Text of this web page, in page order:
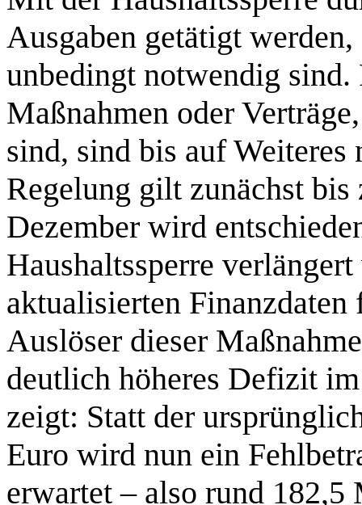
Ausgaben getätigt
unbedingt notwendig
Maßnahmen oder
sind, sind bis auf
Regelung gilt zunächst
Dezember wird
Haushaltssperre
aktualisierten
Auslöser dieser
deutlich höheres Defizit
zeigt: Statt der
Euro wird nun ein
erwartet – also rund